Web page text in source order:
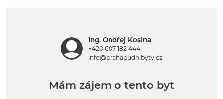
Ing. Ondřej Kosina
+420 607 182 444
info@prahapudnibyty.cz
Mám zájem o tento byt